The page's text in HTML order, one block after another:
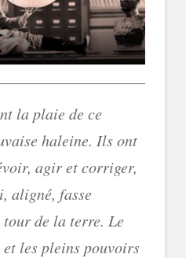
la plaie de ce
haleine. Ils ont
agir et corriger,
aligné, fasse
de la terre. Le
et les pleins pouvoirs